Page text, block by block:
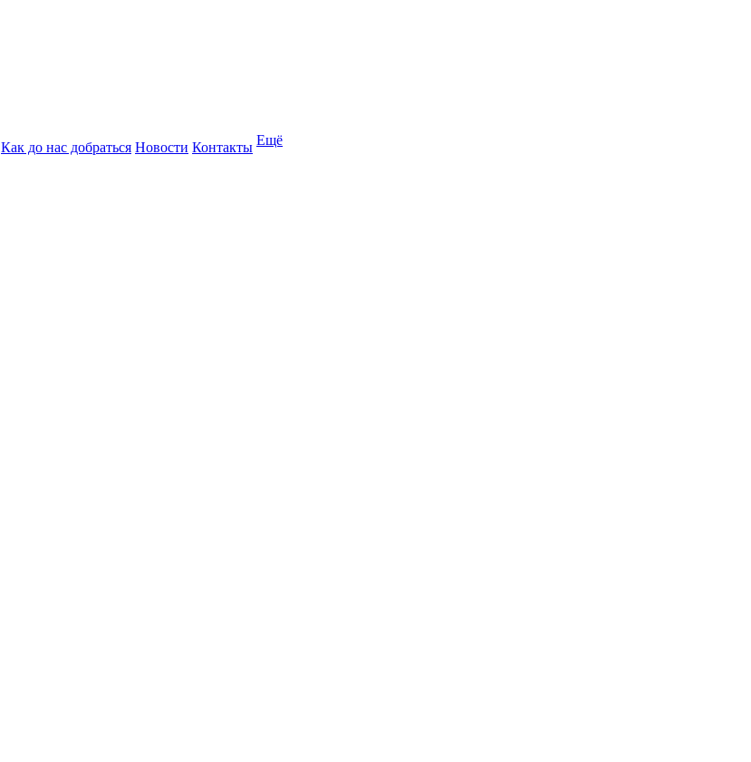
Как до нас добраться Новости Контакты Ещё